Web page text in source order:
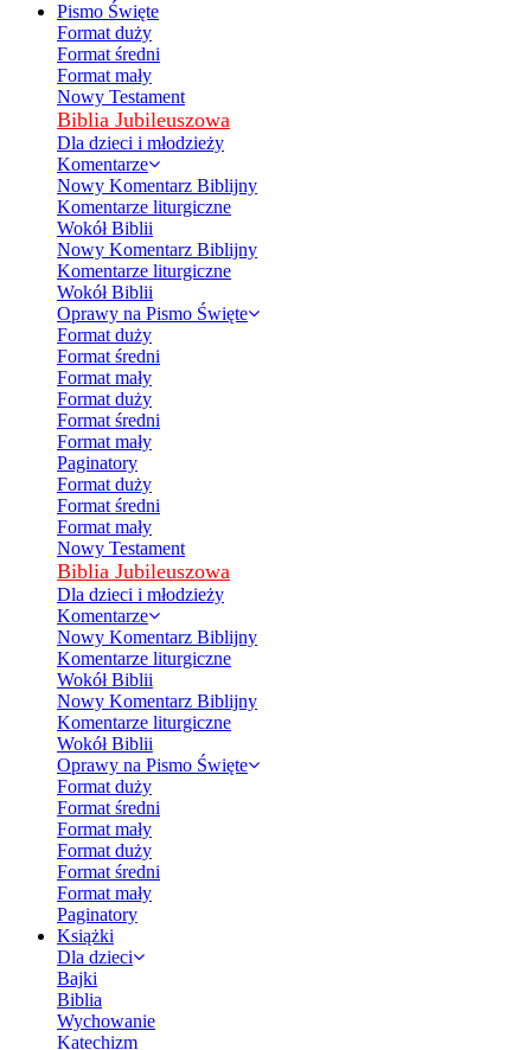
Pismo Święte
Format duży
Format średni
Format mały
Nowy Testament
Biblia Jubileuszowa
Dla dzieci i młodzieży
Komentarze
Nowy Komentarz Biblijny
Komentarze liturgiczne
Wokół Biblii
Nowy Komentarz Biblijny
Komentarze liturgiczne
Wokół Biblii
Oprawy na Pismo Święte
Format duży
Format średni
Format mały
Format duży
Format średni
Format mały
Paginatory
Format duży
Format średni
Format mały
Nowy Testament
Biblia Jubileuszowa
Dla dzieci i młodzieży
Komentarze
Nowy Komentarz Biblijny
Komentarze liturgiczne
Wokół Biblii
Nowy Komentarz Biblijny
Komentarze liturgiczne
Wokół Biblii
Oprawy na Pismo Święte
Format duży
Format średni
Format mały
Format duży
Format średni
Format mały
Paginatory
Książki
Dla dzieci
Bajki
Biblia
Wychowanie
Katechizm